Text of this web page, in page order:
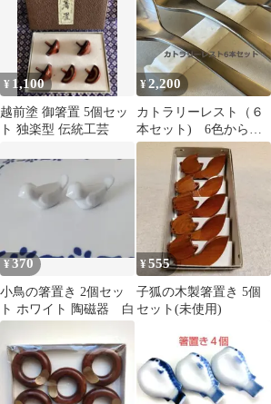
¥ 1,100
越前塗 御箸置 5個セッ
ト 独楽型 伝統工芸
¥2,200
カトラリーレスト（６
本セット) 6色からお
選びください
¥370
小鳥の箸置き 2個セッ
ト ホワイト 陶磁器 白
¥555
子狐の木製箸置き 5個
セット(未使用)